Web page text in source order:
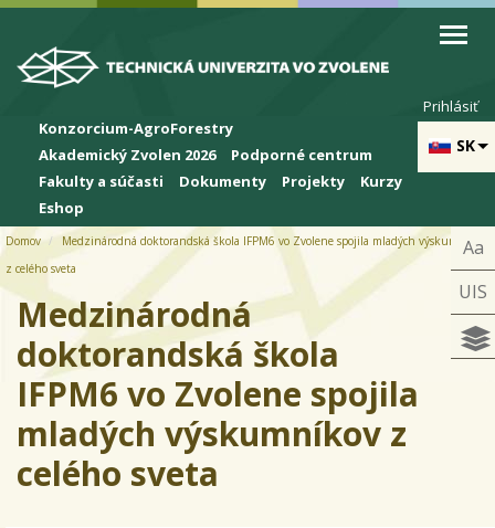
Skip to cookies
Skip to navigation
Skočiť na hlavný obsah
SK
Prihlásiť
Konzorcium-AgroForestry
Akademický Zvolen 2026
Podporné centrum
Fakulty a súčasti
Dokumenty Projekty
Kurzy
Eshop
Aa
UIS
Domov
Medzinárodná doktorandská škola IFPM6 vo Zvolene spojila mladých výskumníkov
z celého sveta
Medzinárodná
doktorandská škola
IFPM6 vo Zvolene spojila
mladých výskumníkov z
celého sveta